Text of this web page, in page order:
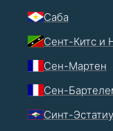
Саба
Сент-Китс и
Сен-Мартен
Сен-
Синт-